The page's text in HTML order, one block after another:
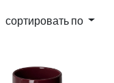
сортировать по